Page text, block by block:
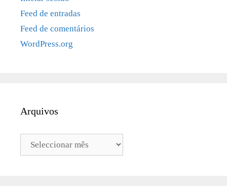
Feed de entradas
Feed de comentários
WordPress.org
Arquivos
Arquivos